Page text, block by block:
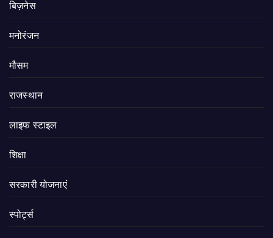
बिज़नेस
मनोरंजन
मौसम
राजस्थान
लाइफ स्टाइल
शिक्षा
सरकारी योजनाएं
स्पोर्ट्स